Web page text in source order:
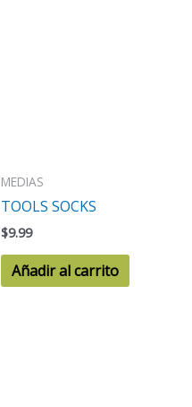
MEDIAS
TOOLS SOCKS
$9.99
Añadir al carrito